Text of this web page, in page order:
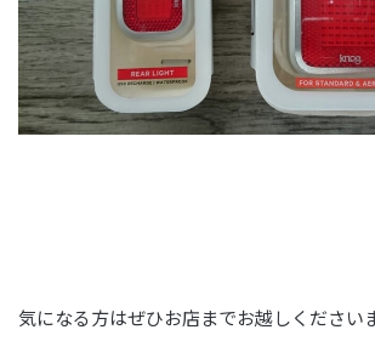
気になる方はぜひお店までお越しください